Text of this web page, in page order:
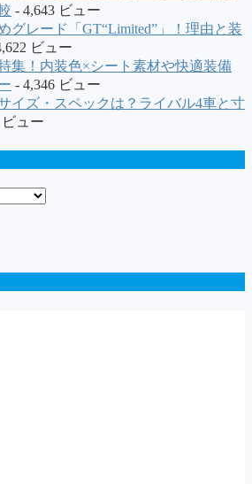
- 4,643 ビュー
グレード「GT“Limited”」！理由と装
ビュー
集！内装色×シート素材や快適装備
- 4,346 ビュー
イズ・スペックは？ライバル4車と寸
ビュー